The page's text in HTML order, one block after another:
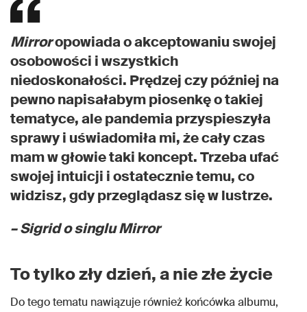
Mirroropowiada o akceptowaniu swojej
osobowości i wszystkich
niedoskonałości. Prędzej czy później na
pewno napisałabym piosenkę o takiej
tematyce, ale pandemia przyspieszyła
sprawy i uświadomiła mi, że cały czas
mam w głowie taki koncept. Trzeba ufać
swojej intuicji i ostatecznie temu, co
widzisz, gdy przeglądasz się w lustrze.
– Sigrid o singluMirror
To tylko zły dzień, a nie złe życie
Do tego tematu nawiązuje również końcówka albumu,